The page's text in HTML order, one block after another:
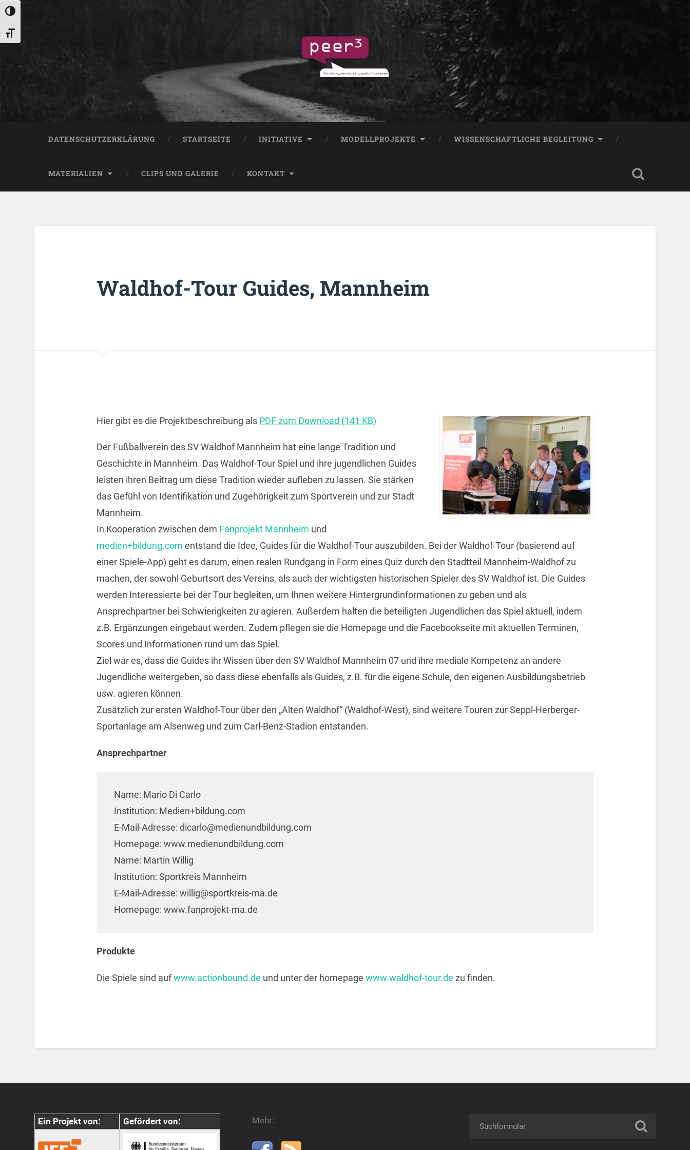
Umschalten auf hohe Kontraste
Schrift vergrößern
DATENSCHUTZERKLÄRUNG STARTSEITE INITIATIVE MODELLPROJEKTE WISSENSCHAFTLICHE BEGLEITUNG
MATERIALIEN CLIPS UND GALERIE KONTAKT
Waldhof-Tour Guides, Mannheim
Hier gibt es die Projektbeschreibung als PDF zum Download (141 KB)
Der Fußballverein des SV Waldhof Mannheim hat eine lange Tradition und
Geschichte in Mannheim. Das Waldhof-Tour Spiel und ihre jugendlichen Guides
leisten ihren Beitrag um diese Tradition wieder aufleben zu lassen. Sie stärken
das Gefühl von Identifikation und Zugehörigkeit zum Sportverein und zur Stadt
Mannheim.
In Kooperation zwischen dem Fanprojekt Mannheim und
medien+bildung.comentstand die Idee, Guides für die Waldhof-Tour auszubilden. Bei der Waldhof-Tour (basierend auf
einer Spiele-App) geht es darum, einen realen Rundgang in Form eines Quiz durch den Stadtteil Mannheim-Waldhof zu
machen, der sowohl Geburtsort des Vereins, als auch der wichtigsten historischen Spieler des SV Waldhof ist. Die Guides
werden Interessierte bei der Tour begleiten, um Ihnen weitere Hintergrundinformationen zu geben und als
Ansprechpartner bei Schwierigkeiten zu agieren. Außerdem halten die beteiligten Jugendlichen das Spiel aktuell, indem
z.B. Ergänzungen eingebaut werden. Zudem pflegen sie die Homepage und die Facebookseite mit aktuellen Terminen,
Scores und Informationen rund um das Spiel.
Ziel war es, dass die Guides ihr Wissen über den SV Waldhof Mannheim 07 und ihre mediale Kompetenz an andere
Jugendliche weitergeben, so dass diese ebenfalls als Guides, z.B. für die eigene Schule, den eigenen Ausbildungsbetrieb
usw. agieren können.
Zusätzlich zur ersten Waldhof-Tour über den „Alten Waldhof“ (Waldhof-West), sind weitere Touren zur Seppl-Herberger-
Sportanlage am Alsenweg und zum Carl-Benz-Stadion entstanden.
Ansprechpartner
Name: Mario Di Carlo
Institution: Medien+bildung.com
E-Mail-Adresse: dicarlo@medienundbildung.com
Homepage: www.medienundbildung.com
Name: Martin Willig
Institution: Sportkreis Mannheim
E-Mail-Adresse: willig@sportkreis-ma.de
Homepage: www.fanprojekt-ma.de
Produkte
Die Spiele sind aufwww.actionbound.de und unter der homepagewww.waldhof-tour.de zu finden.
Ein Projekt von: Gefördert von: Mehr: